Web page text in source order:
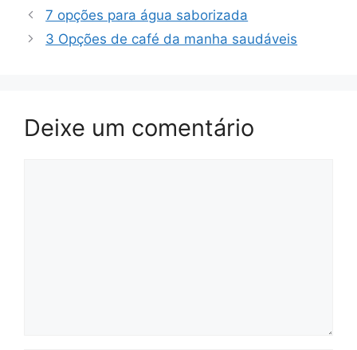
7 opções para água saborizada
3 Opções de café da manha saudáveis
Deixe um comentário